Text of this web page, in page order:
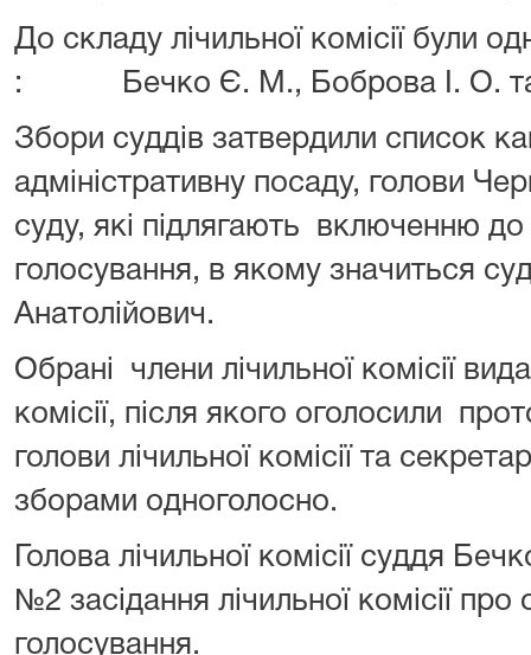
До складу лічильної комісії були
: Бечко Є. М., Боброва І. О. та
Збори суддів затвердили список
адміністративну посаду, голови
суду, які підлягають включенню
голосування, в якому значиться
Анатолійович.
Обрані члени лічильної комісії
комісії, після якого оголосили
голови лічильної комісії та
зборами одноголосно.
Голова лічильної комісії суддя
№2 засідання лічильної комісії
голосування.